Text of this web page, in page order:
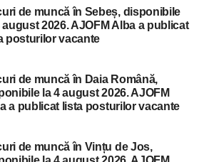
de muncă în Sebeș, disponibile
august 2026. AJOFM Alba a publicat
posturilor vacante
de muncă în Daia Română,
la 4 august 2026. AJOFM
a publicat lista posturilor vacante
de muncă în Vințu de Jos,